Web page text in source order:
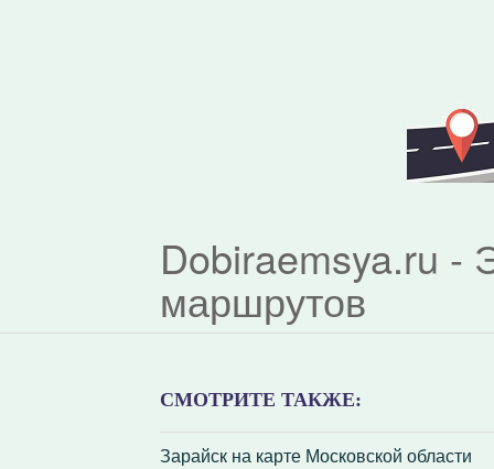
Dobiraemsya.ru -
маршрутов
СМОТРИТЕ ТАКЖЕ:
Зарайск на карте Московской области